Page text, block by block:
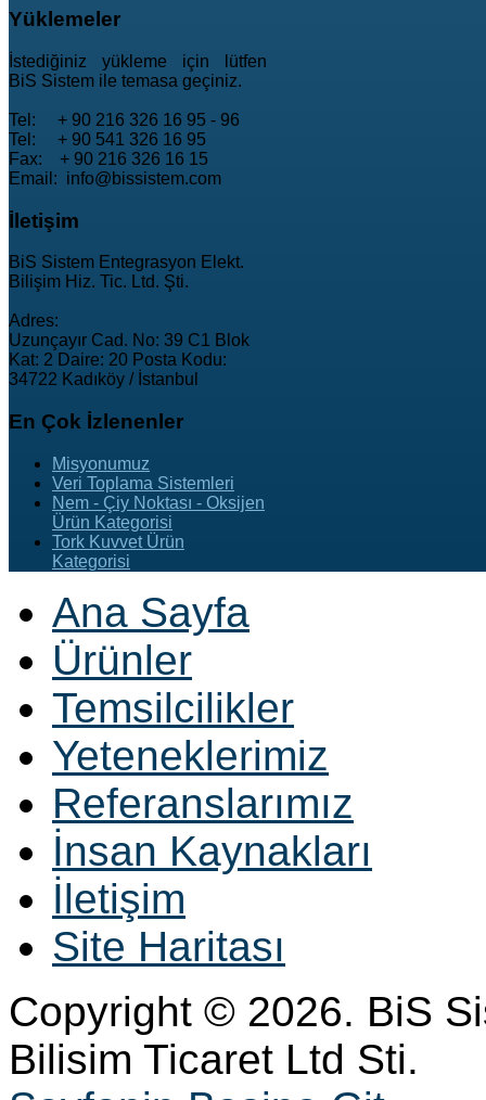
Yüklemeler
İstediğiniz yükleme için lütfen
BiS Sistem ile temasa geçiniz.
Tel: + 90 216 326 16 95 - 96
Tel: + 90 541 326 16 95
Fax: + 90 216 326 16 15
Email: info@bissistem.com
İletişim
BiS Sistem Entegrasyon Elekt.
Bilişim Hiz. Tic. Ltd. Şti.
Adres:
Uzunçayır Cad. No: 39 C1 Blok
Kat: 2 Daire: 20 Posta Kodu:
34722 Kadıköy / İstanbul
En Çok İzlenenler
Misyonumuz
Veri Toplama Sistemleri
Nem - Çiy Noktası - Oksijen
Ürün Kategorisi
Tork Kuvvet Ürün
Kategorisi
Ana Sayfa
Ürünler
Temsilcilikler
Yeteneklerimiz
Referanslarımız
İnsan Kaynakları
İletişim
Site Haritası
Copyright © 2026. BiS
Bilisim Ticaret Ltd Sti.